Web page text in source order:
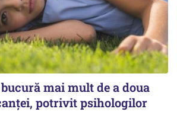
mai mult de a doua
potrivit psihologilor